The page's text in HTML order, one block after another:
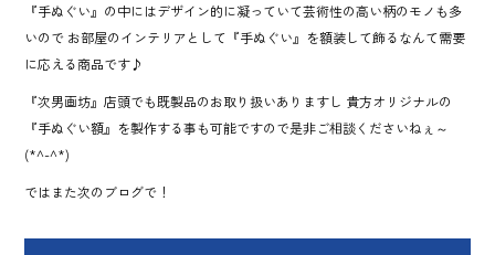
『手ぬぐい』の中にはデザイン的に凝っていて芸術性の高い柄のモノも多
いので お部屋のインテリアとして『手ぬぐい』を額装して飾るなんて需要
に応える商品です♪
『次男画坊』店頭でも既製品のお取り扱いありますし 貴方オリジナルの
『手ぬぐい額』を製作する事も可能ですので是非ご相談くださいねぇ～
(*^-^*)
ではまた次のブログで！